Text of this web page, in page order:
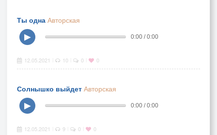
Ты одна Авторская
▶
0:00 / 0:00
12.05.2021 10 0 0
Солнышко выйдет Авторская
▶
0:00 / 0:00
12.05.2021 9 0 0